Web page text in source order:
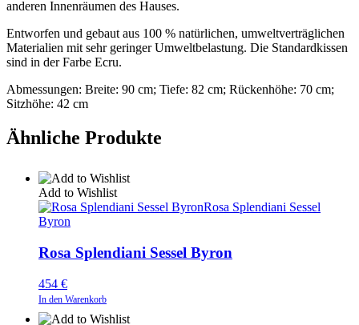
anderen Innenräumen des Hauses.
Entworfen und gebaut aus 100 % natürlichen, umweltverträglichen
Materialien mit sehr geringer Umweltbelastung. Die Standardkissen
sind in der Farbe Ecru.
Abmessungen: Breite: 90 cm; Tiefe: 82 cm; Rückenhöhe: 70 cm;
Sitzhöhe: 42 cm
Ähnliche Produkte
Add to Wishlist
Rosa Splendiani Sessel
Byron
Rosa Splendiani Sessel Byron
454 €
In den Warenkorb